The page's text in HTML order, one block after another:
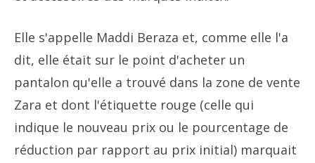
Elle s'appelle Maddi Beraza et, comme elle l'a
dit, elle était sur le point d'acheter un
pantalon qu'elle a trouvé dans la zone de vente
Zara et dont l'étiquette rouge (celle qui
indique le nouveau prix ou le pourcentage de
réduction par rapport au prix initial) marquait